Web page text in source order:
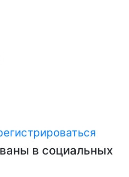
в социальных